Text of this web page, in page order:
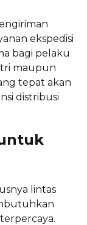
ekspedisi
bagi pelaku
maupun
tepat akan
distribusi
lintas